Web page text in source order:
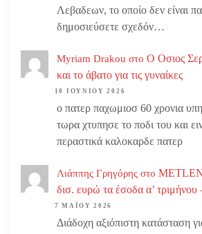
Λεβαδεων, το οποίο δεν είναι
δημοσιεύσετε σχεδόν…
Myriam Drakou στο Ο Οσιος
και το άβατο για τις γυναίκες
10 ΙΟΥΝΊΟΥ 2026
ο πατερ παχωμιοσ 60 χρονια
τωρα χτυπησε το ποδι του και
περαστικά καλοκαρδε πατερ
Λιάππης Γρηγόρης στο
δισ. ευρώ τα έσοδα α’
7 ΜΑΪ́ΟΥ 2026
Διάδοχη αξιόπιστη κατάσταση